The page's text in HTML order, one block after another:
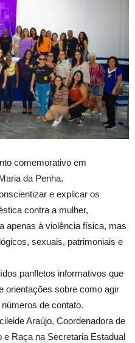
comemorativo em
da Penha.
e explicar os
contra a mulher,
apenas à violência física, mas
sexuais, patrimoniais e
panfletos informativos que
orientações sobre como agir
de contato.
Araújo, Coordenadora de
e Raça na Secretaria Estadual